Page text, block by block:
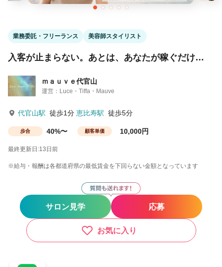
業務委託・フリーランス 美容師スタイリスト
入客が止まらない。あとは、あなたが稼ぐだけ…
ｍａｕｖｅ代官山
運営：Luce・Tiffa・Mauve
代官山駅 徒歩1分 恵比寿駅 徒歩5分
歩合 40%〜 顧客単価 10,000円
最終更新日:13日前
※給与・報酬は各都道府県の最低賃金を下回らない金額となっています
サロン見学 応募
お気に入り